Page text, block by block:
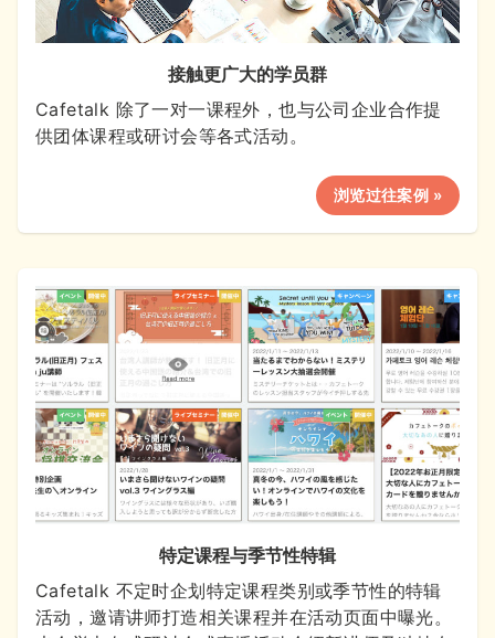
接触更广大的学员群
Cafetalk 除了一对一课程外，也与公司企业合作提
供团体课程或研讨会等各式活动。
浏览过往案例 »
特定课程与季节性特辑
Cafetalk 不定时企划特定课程类别或季节性的特辑
活动，邀请讲师打造相关课程并在活动页面中曝光。